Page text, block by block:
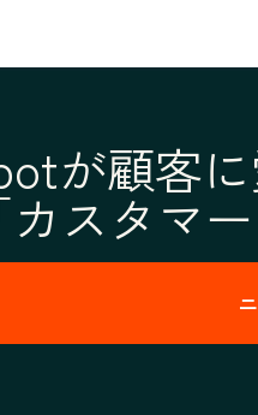
が顧客
カスタマ